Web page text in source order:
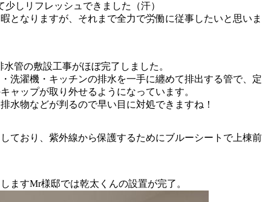
しリフレッシュできました（汗）
となりますが、それまで全力で労働に従事したいと思いま
管の敷設工事がほぼ完了しました。
洗濯機・キッチンの排水を一手に纏めて排出する管で、定
ャップが取り外せるようになっています。
水物などが判るので早い目に対処できますね！
ており、紫外線から保護するためにブルーシートで上棟前
ますMr様邸では乾太くんの設置が完了。